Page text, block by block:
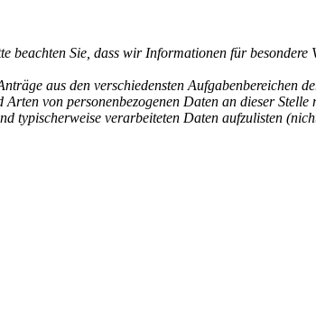
Sie, dass wir Informationen für
aus den verschiedensten Aufgabenbereichen
von personenbezogenen Daten an dieser Stelle
typischerweise verarbeiteten Daten aufzulisten